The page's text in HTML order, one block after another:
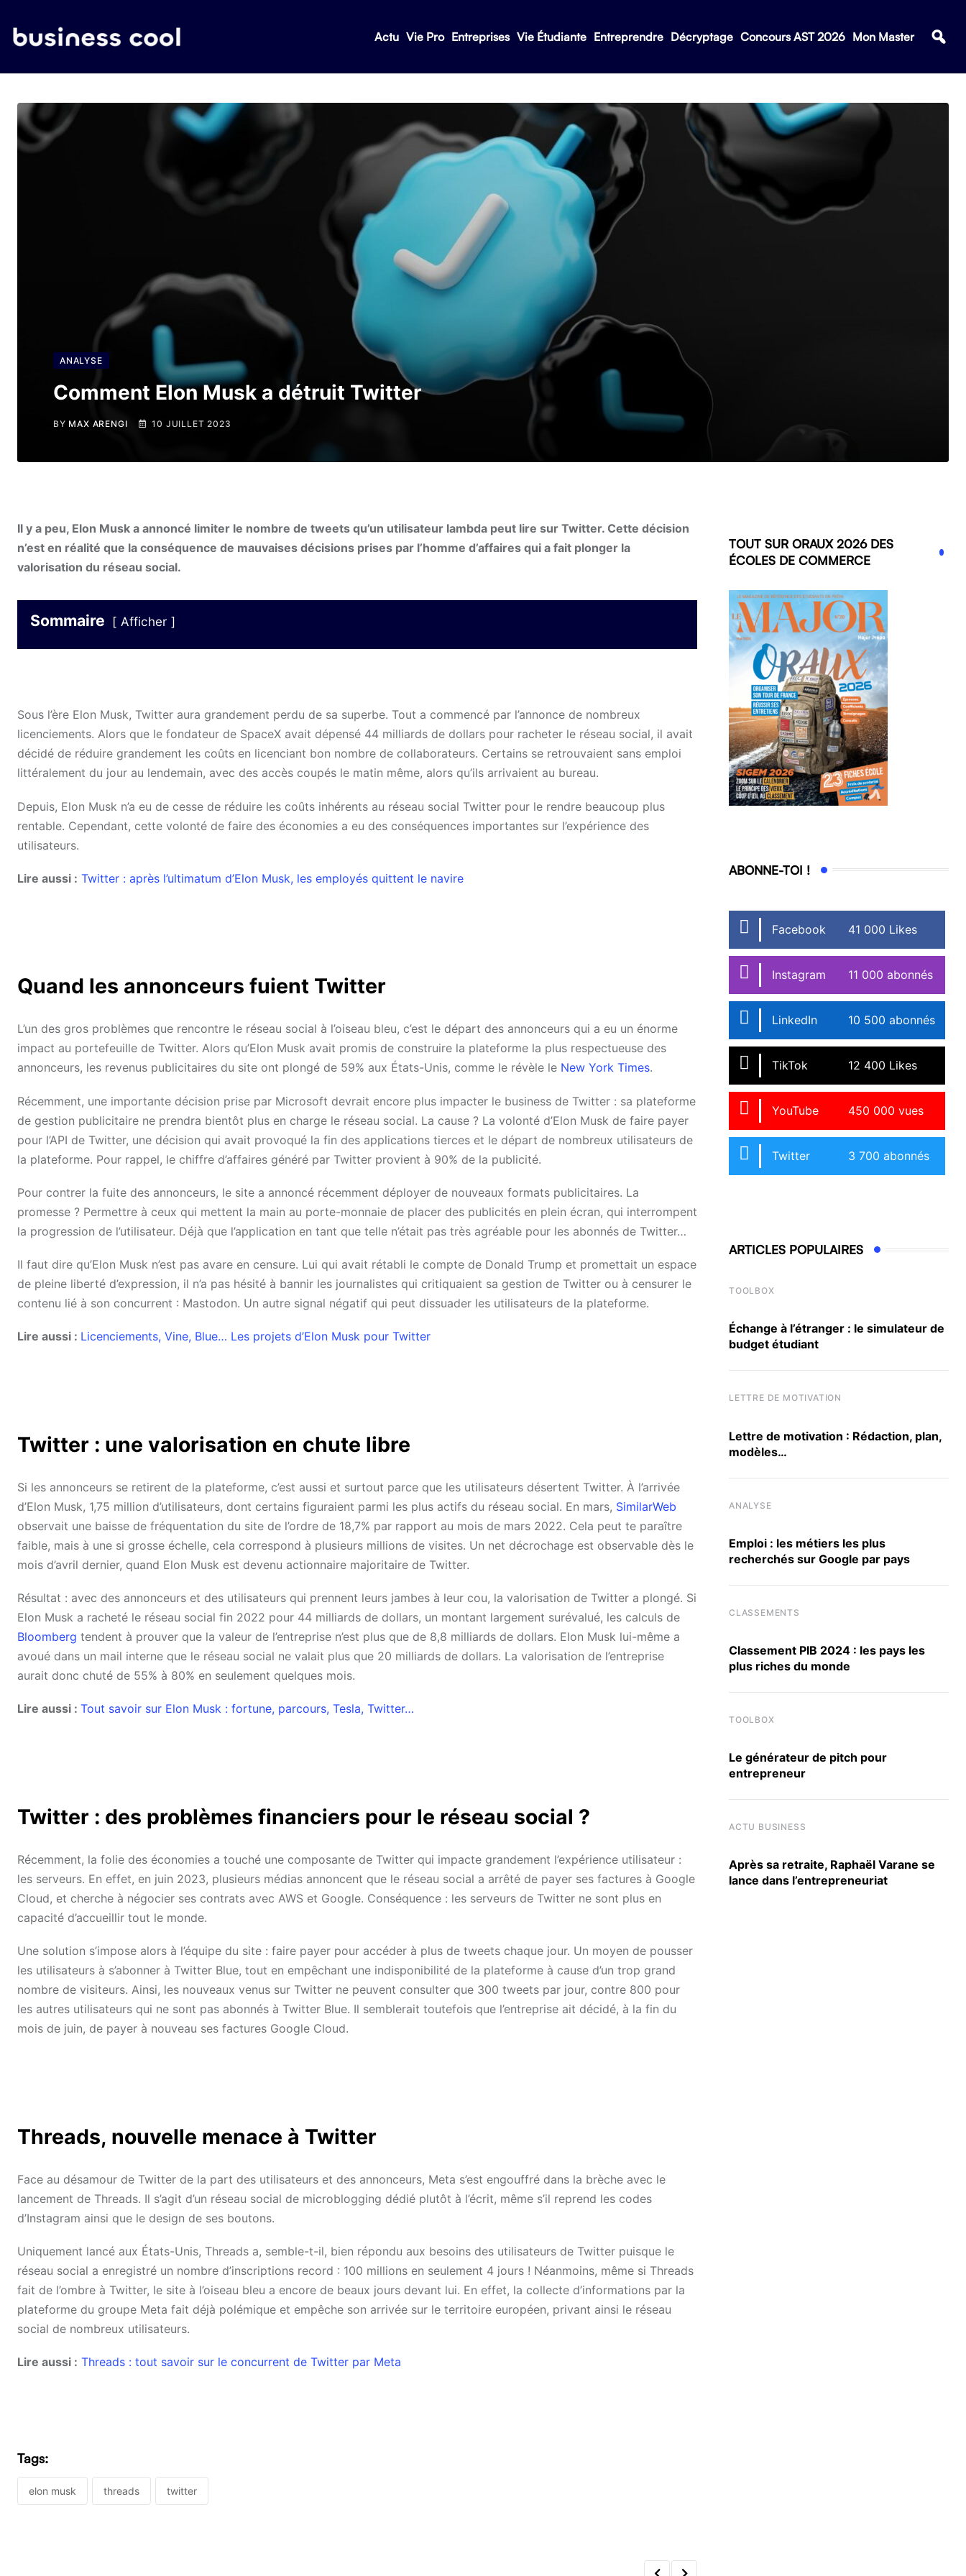
Actu Vie Pro Entreprises Vie Étudiante Entreprendre Décryptage Concours AST 2026 Mon Master
ANALYSE
Comment Elon Musk a détruit Twitter
BY MAX ARENGI 10 JUILLET 2023
Il y a peu, Elon Musk a annoncé limiter le nombre de tweets qu’un utilisateur lambda peut lire sur Twitter. Cette décision
n’est en réalité que la conséquence de mauvaises décisions prises par l’homme d’affaires qui a fait plonger la
valorisation du réseau social.
Sommaire Afficher
Sous l’ère Elon Musk, Twitter aura grandement perdu de sa superbe. Tout a commencé par l’annonce de nombreux
licenciements. Alors que le fondateur de SpaceX avait dépensé 44 milliards de dollars pour racheter le réseau social, il avait
décidé de réduire grandement les coûts en licenciant bon nombre de collaborateurs. Certains se retrouvaient sans emploi
littéralement du jour au lendemain, avec des accès coupés le matin même, alors qu’ils arrivaient au bureau.
Depuis, Elon Musk n’a eu de cesse de réduire les coûts inhérents au réseau social Twitter pour le rendre beaucoup plus
rentable. Cependant, cette volonté de faire des économies a eu des conséquences importantes sur l’expérience des
utilisateurs.
Lire aussi : Twitter : après l’ultimatum d’Elon Musk, les employés quittent le navire
Quand les annonceurs fuient Twitter
L’un des gros problèmes que rencontre le réseau social à l’oiseau bleu, c’est le départ des annonceurs qui a eu un énorme
impact au portefeuille de Twitter. Alors qu’Elon Musk avait promis de construire la plateforme la plus respectueuse des
annonceurs, les revenus publicitaires du site ont plongé de 59% aux États-Unis, comme le révèle le New York Times.
Récemment, une importante décision prise par Microsoft devrait encore plus impacter le business de Twitter : sa plateforme
de gestion publicitaire ne prendra bientôt plus en charge le réseau social. La cause ? La volonté d’Elon Musk de faire payer
pour l’API de Twitter, une décision qui avait provoqué la fin des applications tierces et le départ de nombreux utilisateurs de
la plateforme. Pour rappel, le chiffre d’affaires généré par Twitter provient à 90% de la publicité.
Pour contrer la fuite des annonceurs, le site a annoncé récemment déployer de nouveaux formats publicitaires. La
promesse ? Permettre à ceux qui mettent la main au porte-monnaie de placer des publicités en plein écran, qui interrompent
la progression de l’utilisateur. Déjà que l’application en tant que telle n’était pas très agréable pour les abonnés de Twitter…
Il faut dire qu’Elon Musk n’est pas avare en censure. Lui qui avait rétabli le compte de Donald Trump et promettait un espace
de pleine liberté d’expression, il n’a pas hésité à bannir les journalistes qui critiquaient sa gestion de Twitter ou à censurer le
contenu lié à son concurrent : Mastodon. Un autre signal négatif qui peut dissuader les utilisateurs de la plateforme.
Lire aussi : Licenciements, Vine, Blue… Les projets d’Elon Musk pour Twitter
Twitter : une valorisation en chute libre
Si les annonceurs se retirent de la plateforme, c’est aussi et surtout parce que les utilisateurs désertent Twitter. À l’arrivée
d’Elon Musk, 1,75 million d’utilisateurs, dont certains figuraient parmi les plus actifs du réseau social. En mars, SimilarWeb
observait une baisse de fréquentation du site de l’ordre de 18,7% par rapport au mois de mars 2022. Cela peut te paraître
faible, mais à une si grosse échelle, cela correspond à plusieurs millions de visites. Un net décrochage est observable dès le
mois d’avril dernier, quand Elon Musk est devenu actionnaire majoritaire de Twitter.
Résultat : avec des annonceurs et des utilisateurs qui prennent leurs jambes à leur cou, la valorisation de Twitter a plongé. Si
Elon Musk a racheté le réseau social fin 2022 pour 44 milliards de dollars, un montant largement surévalué, les calculs de
Bloomberg tendent à prouver que la valeur de l’entreprise n’est plus que de 8,8 milliards de dollars. Elon Musk lui-même a
avoué dans un mail interne que le réseau social ne valait plus que 20 milliards de dollars. La valorisation de l’entreprise
aurait donc chuté de 55% à 80% en seulement quelques mois.
Lire aussi : Tout savoir sur Elon Musk : fortune, parcours, Tesla, Twitter…
Twitter : des problèmes financiers pour le réseau social ?
Récemment, la folie des économies a touché une composante de Twitter qui impacte grandement l’expérience utilisateur :
les serveurs. En effet, en juin 2023, plusieurs médias annoncent que le réseau social a arrêté de payer ses factures à Google
Cloud, et cherche à négocier ses contrats avec AWS et Google. Conséquence : les serveurs de Twitter ne sont plus en
capacité d’accueillir tout le monde.
Une solution s’impose alors à l’équipe du site : faire payer pour accéder à plus de tweets chaque jour. Un moyen de pousser
les utilisateurs à s’abonner à Twitter Blue, tout en empêchant une indisponibilité de la plateforme à cause d’un trop grand
nombre de visiteurs. Ainsi, les nouveaux venus sur Twitter ne peuvent consulter que 300 tweets par jour, contre 800 pour
les autres utilisateurs qui ne sont pas abonnés à Twitter Blue. Il semblerait toutefois que l’entreprise ait décidé, à la fin du
mois de juin, de payer à nouveau ses factures Google Cloud.
Threads, nouvelle menace à Twitter
Face au désamour de Twitter de la part des utilisateurs et des annonceurs, Meta s’est engouffré dans la brèche avec le
lancement de Threads. Il s’agit d’un réseau social de microblogging dédié plutôt à l’écrit, même s’il reprend les codes
d’Instagram ainsi que le design de ses boutons.
Uniquement lancé aux États-Unis, Threads a, semble-t-il, bien répondu aux besoins des utilisateurs de Twitter puisque le
réseau social a enregistré un nombre d’inscriptions record : 100 millions en seulement 4 jours ! Néanmoins, même si Threads
fait de l’ombre à Twitter, le site à l’oiseau bleu a encore de beaux jours devant lui. En effet, la collecte d’informations par la
plateforme du groupe Meta fait déjà polémique et empêche son arrivée sur le territoire européen, privant ainsi le réseau
social de nombreux utilisateurs.
Lire aussi : Threads : tout savoir sur le concurrent de Twitter par Meta
Tags:
elon musk threads twitter
TOUT SUR ORAUX 2026 DES
ÉCOLES DE COMMERCE
ABONNE-TOI !
Facebook 41 000 Likes
Instagram 11 000 abonnés
LinkedIn 10 500 abonnés
TikTok 12 400 Likes
YouTube 450 000 vues
Twitter 3 700 abonnés
ARTICLES POPULAIRES
TOOLBOX
Échange à l’étranger : le simulateur de
budget étudiant
LETTRE DE MOTIVATION
Lettre de motivation : Rédaction, plan,
modèles…
ANALYSE
Emploi : les métiers les plus
recherchés sur Google par pays
CLASSEMENTS
Classement PIB 2024 : les pays les
plus riches du monde
TOOLBOX
Le générateur de pitch pour
entrepreneur
ACTU BUSINESS
Après sa retraite, Raphaël Varane se
lance dans l’entrepreneuriat